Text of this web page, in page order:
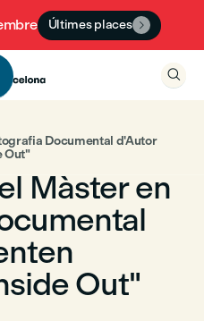
Últimes places 

Documental d'Autor
Out"
Màster en
Out"